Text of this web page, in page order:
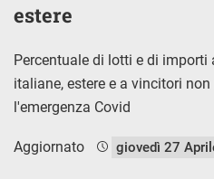
estere
Percentuale di lotti e di
italiane, estere e a vincitori
l'emergenza Covid
Aggiornato giovedì 27